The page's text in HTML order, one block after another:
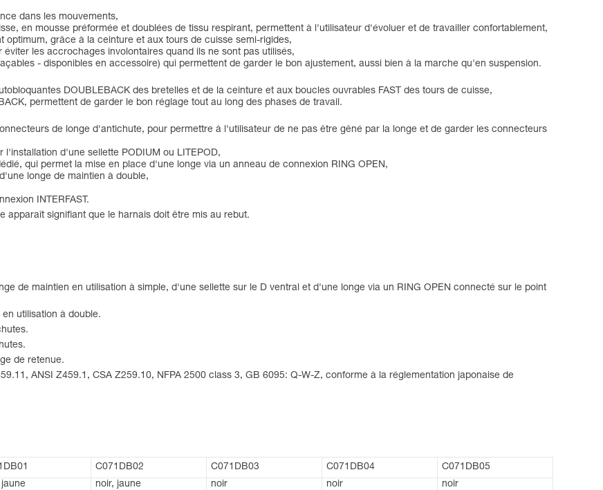
dans les mouvements,
en mousse préformée et doublées de tissu respirant, permettent à l'utilisateur d'évoluer et de travailler confortablement,
grâce à la ceinture et aux tours de cuisse semi-rigides,
les accrochages involontaires quand ils ne sont pas utilisés,
- disponibles en accessoire) qui permettent de garder le bon ajustement, aussi bien à la marche qu'en suspension.
DOUBLEBACK des bretelles et de la ceinture et aux boucles ouvrables FAST des tours de cuisse,
permettent de garder le bon réglage tout au long des phases de travail.
de longe d'antichute, pour permettre à l'utilisateur de ne pas être gêné par la longe et de garder les connecteurs
d'une sellette PODIUM ou LITEPOD,
qui permet la mise en place d'une longe via un anneau de connexion RING OPEN,
longe de maintien à double,
INTERFAST.
signifiant que le harnais doit être mis au rebut.
de maintien en utilisation à simple, d'une sellette sur le D ventral et d'une longe via un RING OPEN connecté sur le point
utilisation à double.
de retenue.
ANSI Z459.1, CSA Z259.10, NFPA 2500 class 3, GB 6095: Q-W-Z, conforme à la réglementation japonaise de
C071DB02 C071DB03 C071DB04
C071DB05
noir, jaune noir noir
noir